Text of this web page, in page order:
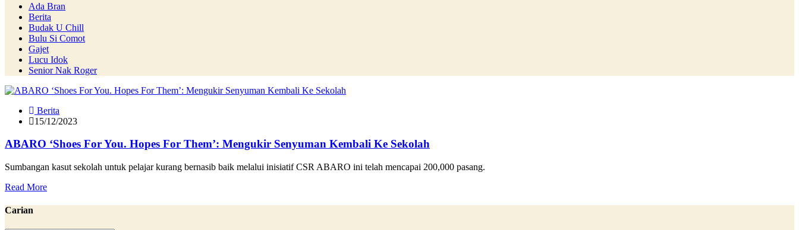
Ada Bran
Berita
Budak U Chill
Bulu Si Comot
Gajet
Lucu Idok
Senior Nak Roger
Berita
15/12/2023
ABARO ‘Shoes For You. Hopes For Them’: Mengukir Senyuman Kembali Ke Sekolah
Sumbangan kasut sekolah untuk pelajar kurang bernasib baik melalui inisiatif CSR ABARO ini telah mencapai 200,000 pasang.
Read More
Carian